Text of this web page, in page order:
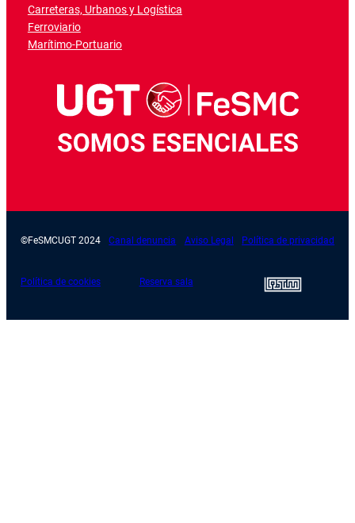
Carreteras, Urbanos y Logística
Ferroviario
Marítimo-Portuario
©FeSMCUGT 2024 Canal denuncia Aviso Legal Política de privacidad
Política de cookies Reserva sala